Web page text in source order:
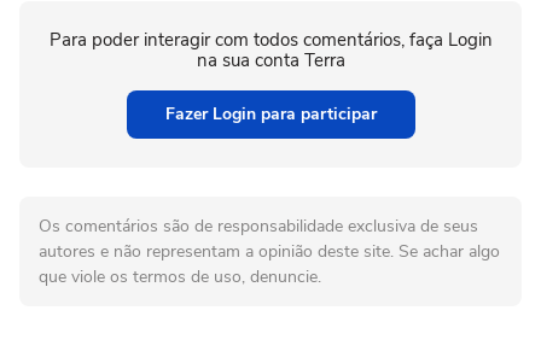
Para poder interagir com todos comentários, faça Login
na sua conta Terra
Fazer Login para participar
Os comentários são de responsabilidade exclusiva de seus
autores e não representam a opinião deste site. Se achar algo
que viole os termos de uso, denuncie.